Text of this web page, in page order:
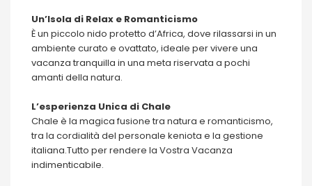
Un’Isola di Relax e Romanticismo
È un piccolo nido protetto d’Africa, dove rilassarsi in un
ambiente curato e ovattato, ideale per vivere una
vacanza tranquilla in una meta riservata a pochi
amanti della natura.
L’esperienza Unica di Chale
Chale è la magica fusione tra natura e romanticismo,
tra la cordialità del personale keniota e la gestione
italiana.Tutto per rendere la Vostra Vacanza
indimenticabile.